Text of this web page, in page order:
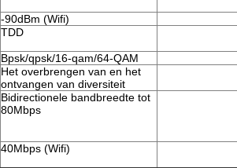
-90dBm (Wifi)
TDD
Bpsk/qpsk/16-qam/64-QAM
Het overbrengen van en het
ontvangen van diversiteit
Bidirectionele bandbreedte tot
80Mbps
40Mbps (Wifi)